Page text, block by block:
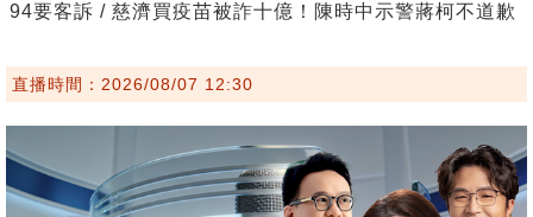
94要客訴 / 慈濟買疫苗被詐十億！陳時中示警蔣柯不道歉
直播時間：2026/08/07 12:30